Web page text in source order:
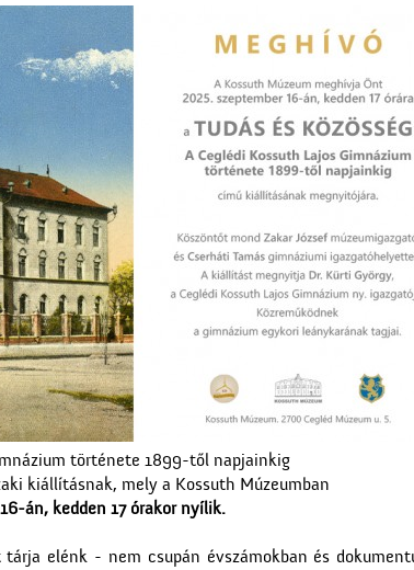
története 1899-től napjainkig
kiállításnak, mely a Kossuth Múzeumban
án, kedden 17 órakor nyílik.
elénk - nem csupán évszámokban és